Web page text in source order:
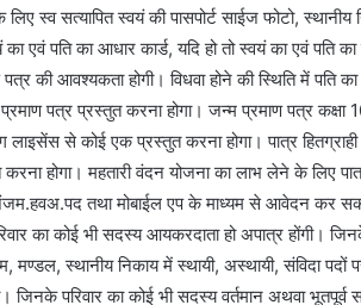
स्व सत्यापित स्वयं की पासपोर्ट साईज फोटो,
एवं पति का आधार कार्ड, यदि हो तो स्वयं का एवं पति
पत्र की आवश्यकता होगी। विधवा होने की स्थिति में पति
प्रमाण पत्र प्रस्तुत करना होगा। जन्म प्रमाण पत्र
लाइसेंस से कोई एक प्रस्तुत करना होगा। पात्र
होगा। महतारी वंदन योजना का लाभ लेने के लिए
तथा मोबाईल एप के माध्यम से आवेदन कर
का कोई भी सदस्य आयकरदाता हो अपात्र होंगी।
स्थानीय निकाय में स्थायी, अस्थायी, संविदा पदों पर
जिनके परिवार का कोई भी सदस्य वर्तमान अथवा